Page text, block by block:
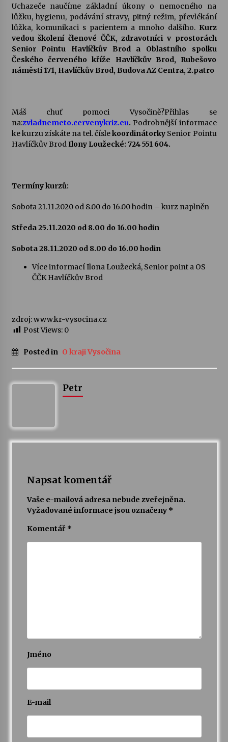
28. 7. 2026
Letní koncerty ve Stromovce: Kolchoz a
Jenakaši
28. 7. 2026
Letní koncerty ve Stromovce: Rufus Miller
22. 7. 2026
14. 7. 2026
Za kulturou kousek za Humpolec. V Želivě ožije
odkaz Josefa Čapka
Želiv
Petr Adamec – Malovaný svět
30. 6. 2026
Uchazeče naučíme základní úkony o nemocného na
lůžku, hygienu, podávání stravy, pitný režim, převlékání
lůžka, komunikaci s pacientem a mnoho dalšího. Kurz
vedou školení členové ČČK, zdravotníci v prostorách
Senior Pointu Havlíčkův Brod a Oblastního spolku
Českého červeného kříže Havlíčkův Brod, Rubešovo
náměstí 171, Havlíčkův Brod, Budova AZ Centra, 2.patro
Máš chuť pomoci Vysočině?Přihlas se
na:zvladnemeto.cervenykriz.eu. Podrobnější informace
ke kurzu získáte na tel. číslekoordinátorky Senior Pointu
Havlíčkův BrodIlony Loužecké: 724 551 604.
Termíny kurzů:
Sobota 21.11.2020 od 8.00 do 16.00 hodin – kurz naplněn
Středa 25.11.2020 od 8.00 do 16.00 hodin
Sobota 28.11.2020 od 8.00 do 16.00 hodin
Více informací Ilona Loužecká, Senior point a OS
ČČK Havlíčkův Brod
zdroj: www.kr-vysocina.cz
Post Views: 0
Posted in O kraji Vysočina
Petr
Napsat komentář
Vaše e-mailová adresa nebude zveřejněna.
Vyžadované informace jsou označeny *
Komentář *
Jméno
E-mail